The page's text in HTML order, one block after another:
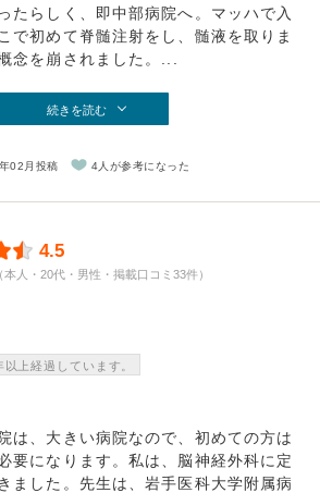
たらしく、即中部病院へ。マッハで入
で初めて脊髄注射をし、髄液を取りま
念を崩されました。...
続きを読む
02月投稿 4人が参考になった
4.5
人・20代・男性・掲載口コミ33件）
上経過しています。
は、大きい病院なので、初めての方は
要になります。私は、脳神経外科に定
ました。先生は、岩手医科大学附属病